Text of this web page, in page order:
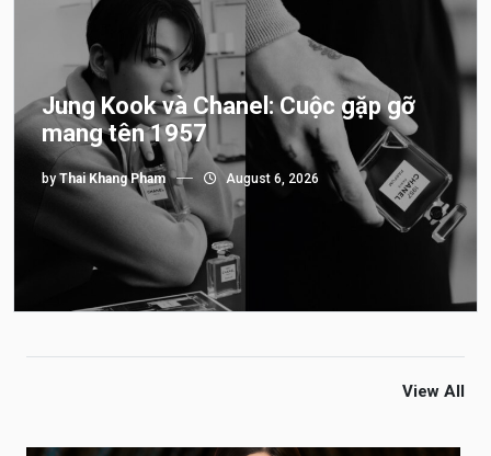
Jung Kook và Chanel: Cuộc gặp gỡ
mang tên 1957
byThai Khang Pham August 6, 2026
View All